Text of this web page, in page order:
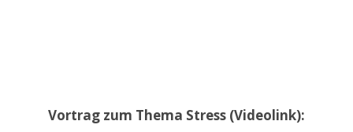
Vortrag zum Thema Stress (Videolink):